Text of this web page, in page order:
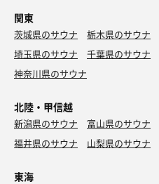
関東
茨城県のサウナ 栃木県のサウナ
埼玉県のサウナ
千葉県のサウナ
神奈川県のサウナ
北陸・甲信越
新潟県のサウナ 富山県のサウナ
福井県のサウナ
山梨県のサウナ
東海